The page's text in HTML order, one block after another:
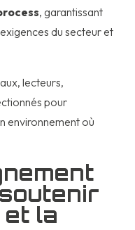
, garantissant
du secteur et
lecteurs,
pour
environnement où
la